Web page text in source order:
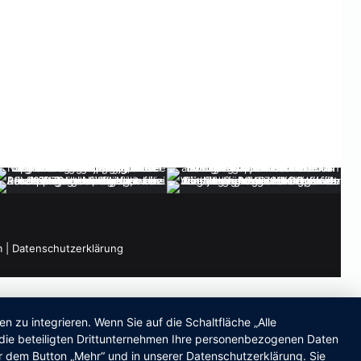
Datenschutzerklärung
zu integrieren. Wenn Sie auf die Schaltfläche „Alle
beteiligten Drittunternehmen Ihre personenbezogenen Daten
Button „Mehr“ und in unserer Datenschutzerklärung. Sie